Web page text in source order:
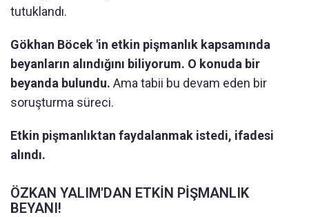
tutuklandı.
Gökhan Böcek 'in etkin pişmanlık kapsamında
beyanların alındığını biliyorum. O konuda bir
beyanda bulundu. Ama tabii bu devam eden bir
soruşturma süreci.
Etkin pişmanlıktan faydalanmak istedi, ifadesi
alındı.
ÖZKAN YALIM'DAN ETKİN PİŞMANLIK
BEYANI!